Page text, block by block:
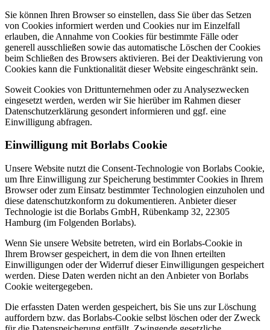
Sie können Ihren Browser so einstellen, dass Sie über das Setzen
von Cookies informiert werden und Cookies nur im Einzelfall
erlauben, die Annahme von Cookies für bestimmte Fälle oder
generell ausschließen sowie das automatische Löschen der Cookies
beim Schließen des Browsers aktivieren. Bei der Deaktivierung von
Cookies kann die Funktionalität dieser Website eingeschränkt sein.
Soweit Cookies von Drittunternehmen oder zu Analysezwecken
eingesetzt werden, werden wir Sie hierüber im Rahmen dieser
Datenschutzerklärung gesondert informieren und ggf. eine
Einwilligung abfragen.
Einwilligung mit Borlabs Cookie
Unsere Website nutzt die Consent-Technologie von Borlabs Cookie,
um Ihre Einwilligung zur Speicherung bestimmter Cookies in Ihrem
Browser oder zum Einsatz bestimmter Technologien einzuholen und
diese datenschutzkonform zu dokumentieren. Anbieter dieser
Technologie ist die Borlabs GmbH, Rübenkamp 32, 22305
Hamburg (im Folgenden Borlabs).
Wenn Sie unsere Website betreten, wird ein Borlabs-Cookie in
Ihrem Browser gespeichert, in dem die von Ihnen erteilten
Einwilligungen oder der Widerruf dieser Einwilligungen gespeichert
werden. Diese Daten werden nicht an den Anbieter von Borlabs
Cookie weitergegeben.
Die erfassten Daten werden gespeichert, bis Sie uns zur Löschung
auffordern bzw. das Borlabs-Cookie selbst löschen oder der Zweck